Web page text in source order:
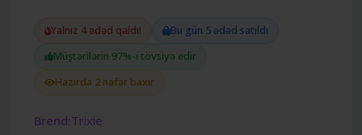
Yalnız 4 ədəd qaldı!
Bu gün 5 ədəd satıldı
Müştərilərin 97%-i tövsiyə edir
Hazırda 2 nəfər baxır
Brend:Trixie